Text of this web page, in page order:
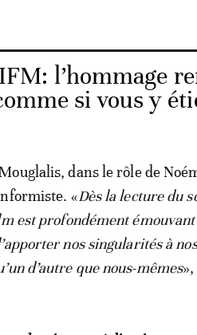
l’hommage
si vous y
dans le rôle de
«Dès la lecture du
est profondément
nos singularités à
d’autre que nous-mêmes